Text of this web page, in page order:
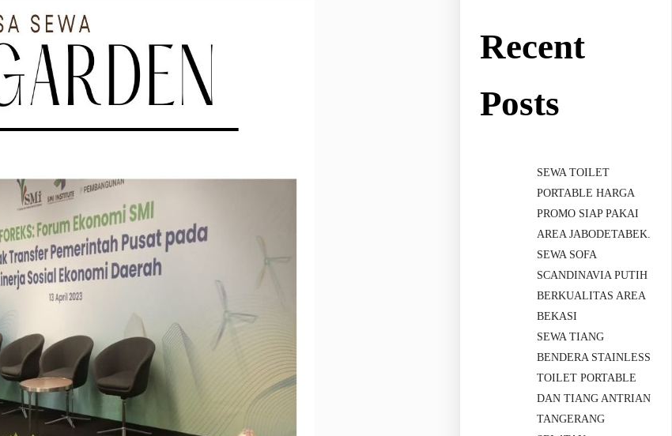
Recent
Posts
SEWA TOILET
PORTABLE HARGA
PROMO SIAP PAKAI
AREA JABODETABEK.
SEWA SOFA
SCANDINAVIA PUTIH
BERKUALITAS AREA
BEKASI
SEWA TIANG
BENDERA STAINLESS
TOILET PORTABLE
DAN TIANG ANTRIAN
TANGERANG